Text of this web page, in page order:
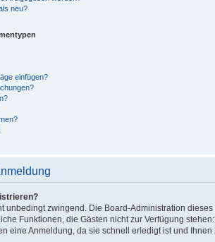
neu?
einfügen?
unbedingt zwingend. Die Board-Administration
Funktionen, die Gästen nicht zur Verfügung
eine Anmeldung, da sie schnell erledigt ist und Ihnen